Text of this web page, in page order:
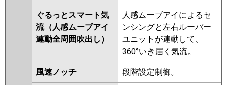
AUEA11277M AUEA11277X
AUSA11277M AUSA11277X
三菱電機 PLZ-HRMP112H5 PLZ-
HRMP112HBF5 PLZ-
HRMP112HFG5 PLZ-
ERMP112HLE5 PLZ-
ぐるっとスマート気
流（人感ムーブアイ
連動全周囲吹出し）
人感ムーブアイによるセ
ンシングと左右ルーバー
ユニットが連動して、
360°いき届く気流。
風速ノッチ 段階設定制御。